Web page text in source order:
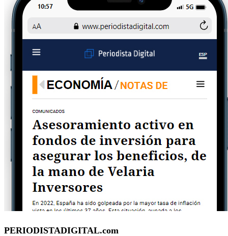
PERIODISTADIGITAL.com